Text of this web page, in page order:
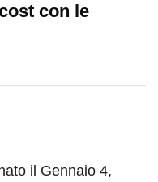
con le
il Gennaio 4,